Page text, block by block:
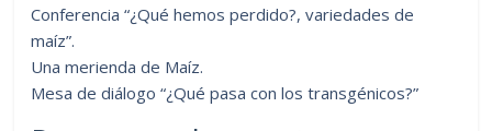
Conferencia “¿Qué hemos perdido?, variedades de
maíz”.
Una merienda de Maíz.
Mesa de diálogo “¿Qué pasa con los transgénicos?”